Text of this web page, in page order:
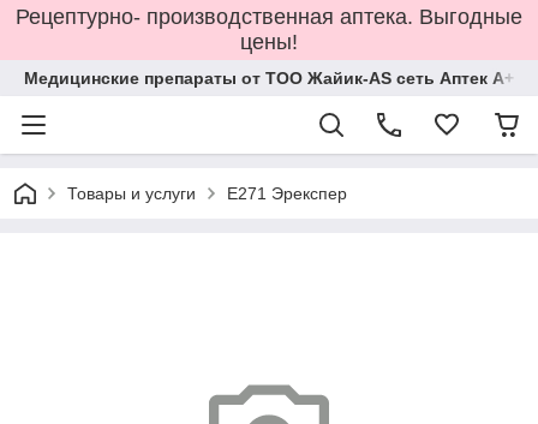
Рецептурно- производственная аптека. Выгодные
цены!
Медицинские препараты от ТОО Жайик-AS сеть Аптек А+
Товары и услуги Е271 Эрекспер